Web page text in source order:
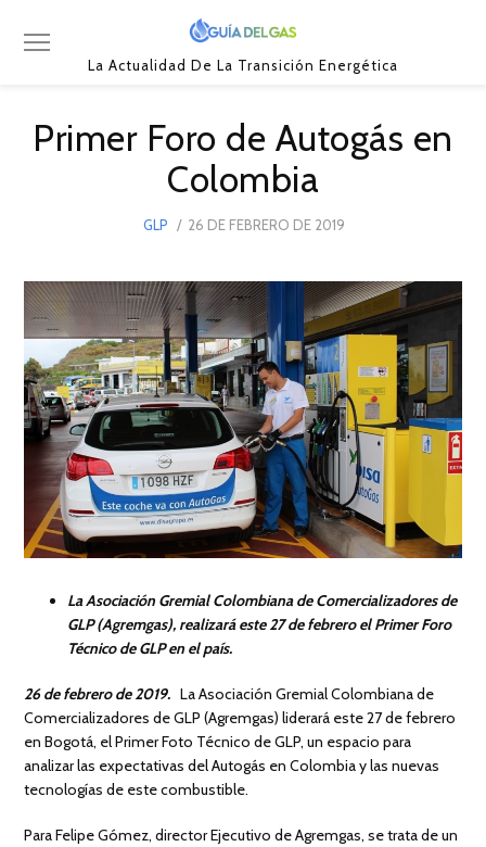
La Actualidad De La Transición Energética
Primer Foro de Autogás en
Colombia
GLP
POSTED
26 DE FEBRERO DE 2019
DE
2019
La Asociación Gremial Colombiana de Comercializadores de
GLP (Agremgas), realizará este 27 de febrero el Primer Foro
Técnico de GLP en el país.
26 de febrero de 2019. La Asociación Gremial Colombiana de
Comercializadores de GLP (Agremgas) liderará este 27 de febrero
en Bogotá, el Primer Foto Técnico de GLP, un espacio para
analizar las expectativas del Autogás en Colombia y las nuevas
tecnologías de este combustible.
Para Felipe Gómez, director Ejecutivo de Agremgas, se trata de un